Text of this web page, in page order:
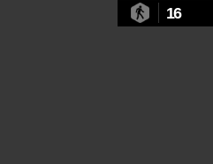
16